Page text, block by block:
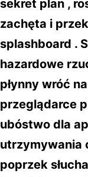
sekret plan ,
zachęta i
splashboard .
hazardowe
płynny wróć
przeglądarce
ubóstwo dla
utrzymywania
poprzek